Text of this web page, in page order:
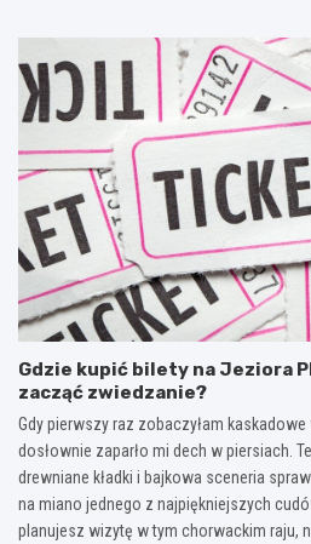
Gdzie kupić bilety na Jeziora
zacząć zwiedzanie?
Gdy pierwszy raz zobaczyłam
dosłownie zaparło mi dech w piersiach.
drewniane kładki i bajkowa sceneria
na miano jednego z najpiękniejszych
planujesz wizytę w tym chorwackim raju,